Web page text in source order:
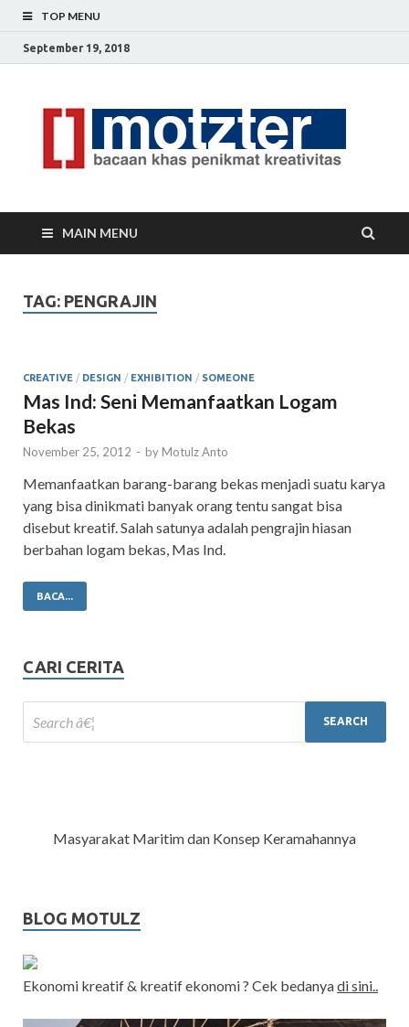
TOP MENU
September 19, 2018
MAIN MENU
TAG: PENGRAJIN
CREATIVE / DESIGN / EXHIBITION / SOMEONE
Mas Ind: Seni Memanfaatkan Logam
Bekas
November 25, 2012 - by Motulz Anto
Memanfaatkan barang-barang bekas menjadi suatu karya
yang bisa dinikmati banyak orang tentu sangat bisa
disebut kreatif. Salah satunya adalah pengrajin hiasan
berbahan logam bekas, Mas Ind.
BACA...
CARI CERITA
Masyarakat Maritim dan Konsep Keramahannya
BLOG MOTULZ
Ekonomi kreatif & kreatif ekonomi ? Cek bedanyadi sini..